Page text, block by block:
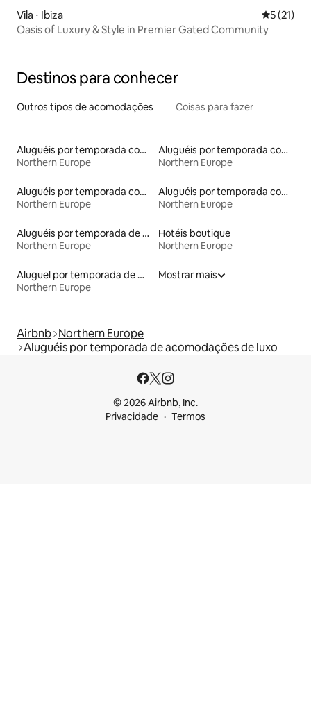
Vila ⋅ Ibiza 5 de uma
5 (21)
Oasis of Luxury & Style in Premier Gated Community
Destinos para conhecer
Outros tipos de acomodações Coisas para fazer
Aluguéis por temporada com sauna
Northern Europe
Aluguéis por temporada com caiaque
Northern Europe
Aluguéis por temporada com acesso ao lago
Northern Europe
Aluguéis por temporada com banheiro para PCD
Northern Europe
Aluguéis por temporada de celeiros
Northern Europe
Hotéis boutique
Northern Europe
Aluguel por temporada de microcasas
Northern Europe
Mostrar mais
Airbnb Northern Europe
Aluguéis por temporada de acomodações de luxo
© 2026 Airbnb, Inc.
Privacidade
Termos